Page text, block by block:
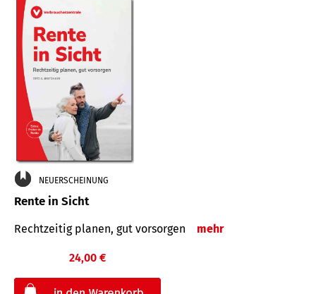
NEUERSCHEINUNG
Rente in Sicht
Rechtzeitig planen, gut vorsorgen mehr
24,00 €